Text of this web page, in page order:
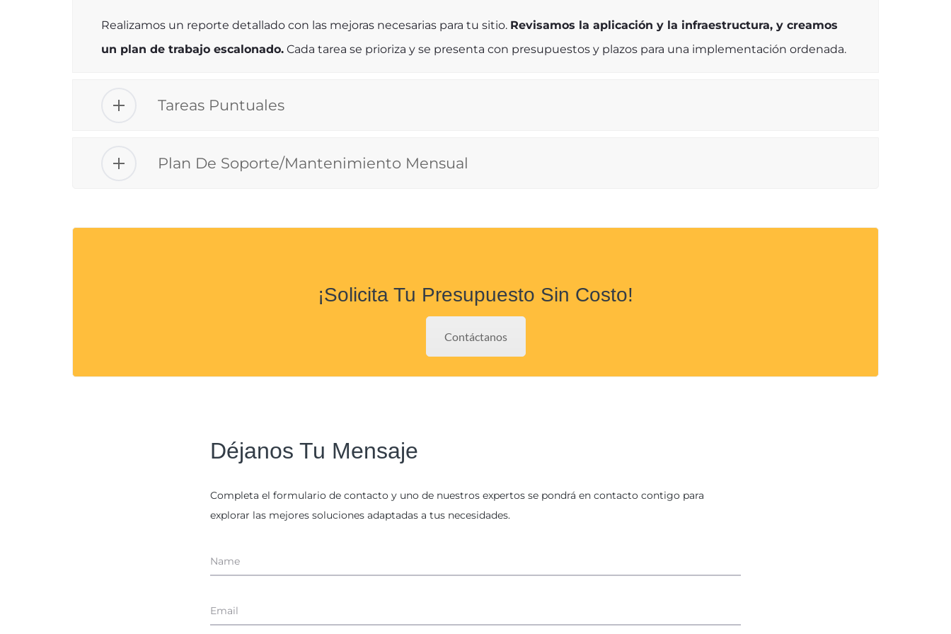
Realizamos un reporte detallado con las mejoras necesarias para tu sitio. Revisamos la aplicación y la infraestructura, y creamos
un plan de trabajo escalonado. Cada tarea se prioriza y se presenta con presupuestos y plazos para una implementación ordenada.
Tareas Puntuales
Plan De Soporte/Mantenimiento Mensual
¡Solicita Tu Presupuesto Sin Costo!
Contáctanos
Déjanos Tu Mensaje
Completa el formulario de contacto y uno de nuestros expertos se pondrá en contacto contigo para
explorar las mejores soluciones adaptadas a tus necesidades.